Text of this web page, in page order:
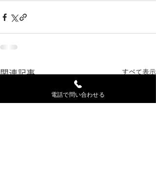
関連記事 すべて表示
電話で問い合わせる